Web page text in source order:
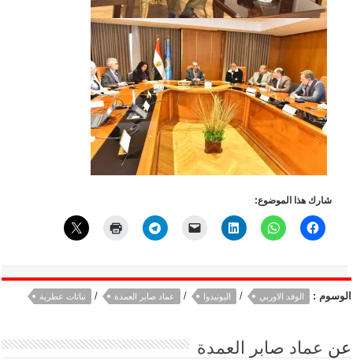
شارك هذا الموضوع:
الوسوم : الوفد الاوربي / اليونيدوا / عماد صابر العمدة / نباتات عطرية
عن عماد صابر العمدة